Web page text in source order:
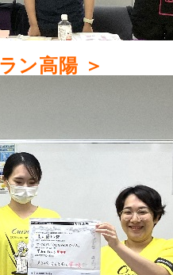
ン高陽 ＞